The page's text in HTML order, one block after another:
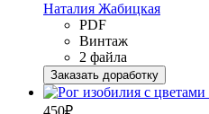
Наталия Жабицкая
PDF
Винтаж
2 файла
Заказать доработку
450₽